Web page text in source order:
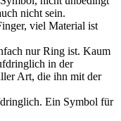
nicht sein.
viel Material ist
nur Ring ist. Kaum
in der
Art, die ihn mit der
Ein Symbol für